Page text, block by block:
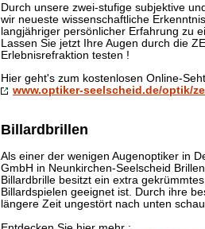
Durch unsere zwei-stufige subjektive
wir neueste wissenschaftliche
langjähriger persönlicher Erfahrung zu
Lassen Sie jetzt Ihre Augen durch die
Erlebnisrefraktion testen !
Hier geht's zum kostenlosen Online-
www.optiker-seelscheid.de/optik/
Billardbrillen
Als einer der wenigen Augenoptiker in
GmbH in Neunkirchen-Seelscheid
Billardbrille besitzt ein extra
Billardspielen geeignet ist. Durch ihre
längere Zeit ungestört nach unten